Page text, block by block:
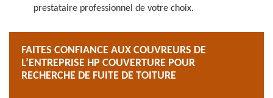
prestataire professionnel de votre choix.
FAITES CONFIANCE AUX COUVREURS DE
L’ENTREPRISE HP COUVERTURE POUR
RECHERCHE DE FUITE DE TOITURE